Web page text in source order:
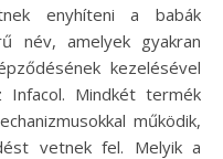
enyhíteni a babák
név, amelyek gyakran
kezelésével
Infacol. Mindkét termék
működik,
vetnek fel. Melyik a